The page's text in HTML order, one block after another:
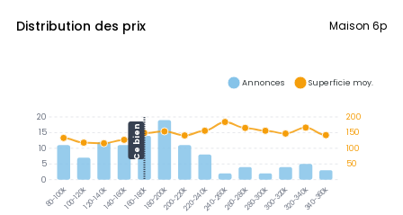
Distribution des prix Maison 6p
80-100k100-120k120-140k140-160k160-180k180-200k200-220k220-240k240-260k260-280k280-300k300-320k320-340k340-360k
Ce bien
200
150
100
50
20
15
10
5
0
Annonces Superficie moy.